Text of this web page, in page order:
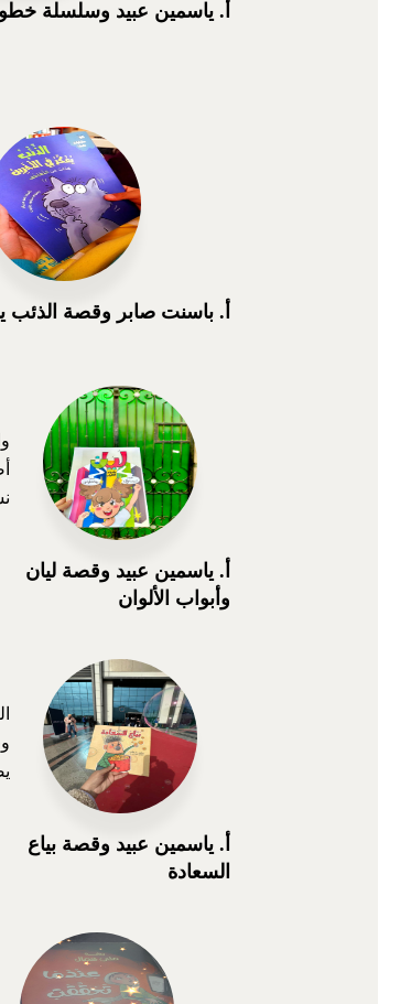
أ. ياسمين عبيد وسلسلة
أ. باسنت صابر وقصة الذئب
أ. ياسمين عبيد وقصة ليان
وأبواب الألوان
أ. ياسمين عبيد وقصة بياع
السعادة